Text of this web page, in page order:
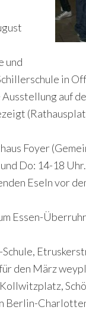
und
in
auf
Foyer
Do: 14-18
Eseln vor
Essen-
den März
Berlin-